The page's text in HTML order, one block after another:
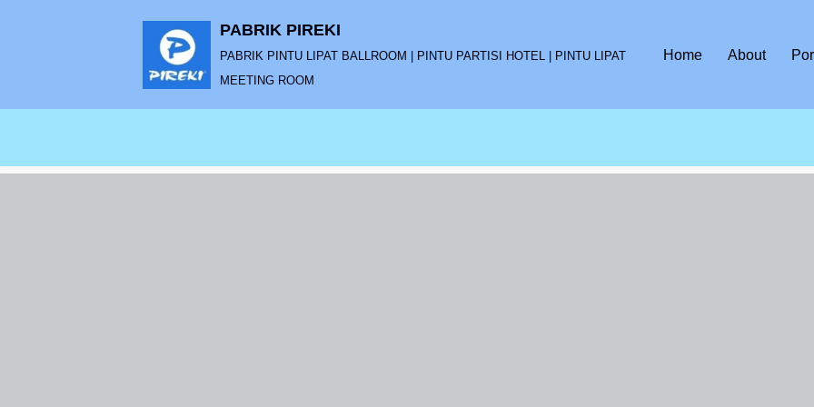
PABRIK PIREKI
PABRIK PINTU LIPAT BALLROOM | PINTU PARTISI HOTEL | PINTU LIPAT
MEETING ROOM
Home About